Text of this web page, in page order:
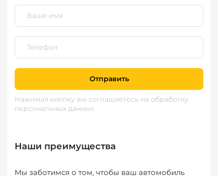
Отправить
Нажимая кнопку вы соглашаетесь на обработку
персональных данных
Наши преимущества
Мы заботимся о том, чтобы ваш автомобиль